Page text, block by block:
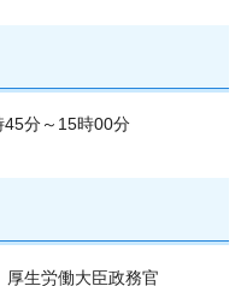
分～15時00分
生労働大臣政務官